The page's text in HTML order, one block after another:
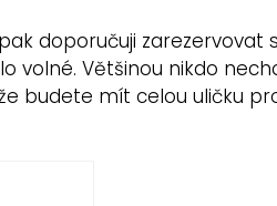
doporučuji zarezervovat
volné. Většinou nikdo
budete mít celou uličku